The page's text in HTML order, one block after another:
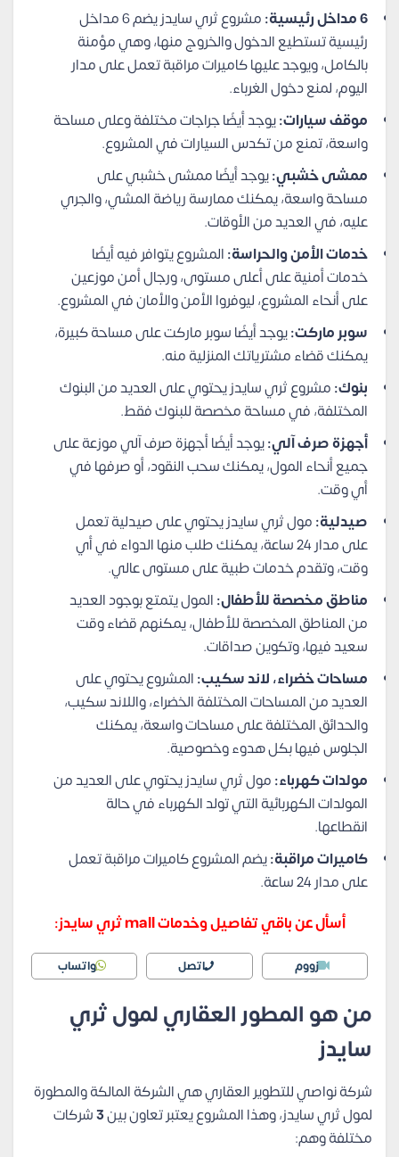
6 مداخل رئيسية:
مشروع ثري سايدز يضم 6 مداخل
رئيسية تستطيع الدخول والخروج منها، وهي مؤمنة
بالكامل، ويوجد عليها كاميرات مراقبة تعمل على مدار
اليوم، لمنع دخول الغرباء.
موقف سيارات:يوجد أيضًا جراجات مختلفة وعلى مساحة
واسعة، تمنع من تكدس السيارات في المشروع.
ممشى خشبي:يوجد أيضًا ممشى خشبي على
مساحة واسعة، يمكنك ممارسة رياضة المشي، والجري
عليه، في العديد من الأوقات.
خدمات الأمن والحراسة:المشروع يتوافر فيه أيضًا
خدمات أمنية على أعلى مستوى، ورجال أمن موزعين
على أنحاء المشروع، ليوفروا الأمن والأمان في المشروع.
سوبر ماركت:يوجد أيضًا سوبر ماركت على مساحة كبيرة،
يمكنك قضاء مشترياتك المنزلية منه.
بنوك:مشروع ثري سايدز يحتوي على العديد من البنوك
المختلفة، في مساحة مخصصة للبنوك فقط.
أجهزة صرف آلي:يوجد أيضًا أجهزة صرف آلي موزعة على
جميع أنحاء المول، يمكنك سحب النقود، أو صرفها في
أي وقت.
صيدلية:مول ثري سايدز يحتوي على صيدلية تعمل
على مدار 24 ساعة، يمكنك طلب منها الدواء في أي
وقت، وتقدم خدمات طبية على مستوى عالي.
مناطق مخصصة للأطفال:المول يتمتع بوجود العديد
من المناطق المخصصة للأطفال، يمكنهم قضاء وقت
سعيد فيها، وتكوين صداقات.
مساحات خضراء، لاند سكيب:المشروع يحتوي على
العديد من المساحات المختلفة الخضراء، واللاند سكيب،
والحدائق المختلفة على مساحات واسعة، يمكنك
الجلوس فيها بكل هدوء وخصوصية.
مولدات كهرباء:مول ثري سايدز يحتوي على العديد من
المولدات الكهربائية التي تولد الكهرباء في حالة
انقطاعها.
كاميرات مراقبة:يضم المشروع كاميرات مراقبة تعمل
على مدار 24 ساعة.
أسأل عن باقي تفاصيل وخدمات mall ثري سايدز:
زووم اتصل واتساب
من هو المطور العقاري لمول ثري
سايدز
شركة نواصي للتطوير العقاري هي الشركة المالكة والمطورة
لمول ثري سايدز، وهذا المشروع يعتبر تعاون بين3شركات
مختلفة وهم: